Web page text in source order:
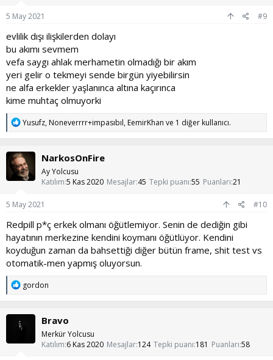
5 May 2021 #9
evlilik dışı ilişkilerden dolayı
bu akımı sevmem
vefa saygı ahlak merhametin olmadığı bir akım
yeri gelir o tekmeyi sende birgün yiyebilirsin
ne alfa erkekler yaşlanınca altına kaçırınca
kime muhtaç olmuyorki
T
p
k
i
l
e
Yusufz,Noneverrrr+impasıbıl,EemirKhan ve 1 diğer kullanıcı.
NarkosOnFire
Ay Yolcusu
Katılım 5 Kas 2020 Mesajlar 45 Tepki puanı 55 Puanları 21
5 May 2021 #10
Redpill p*ç erkek olmanı öğütlemiyor. Senin de dediğin gibi
hayatının merkezine kendini koymanı öğütlüyor. Kendini
koyduğun zaman da bahsettiği diğer bütün frame, shit test vs
otomatik-men yapmış oluyorsun.
T
p
k
l
e
gordon
Bravo
Merkür Yolcusu
Katılım 6 Kas 2020 Mesajlar 124 Tepki puanı 181 Puanları 58